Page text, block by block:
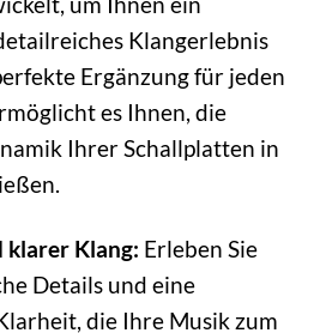
Klangerlebnis
Ergänzung für jeden
es Ihnen, die
Ihrer Schallplatten in
klarer Klang: Erleben Sie
Details und eine
die Ihre Musik zum